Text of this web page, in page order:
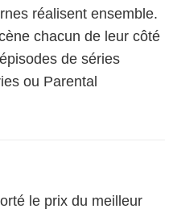
réalisent ensemble.
chacun de leur côté
de séries
ou Parental
le prix du meilleur